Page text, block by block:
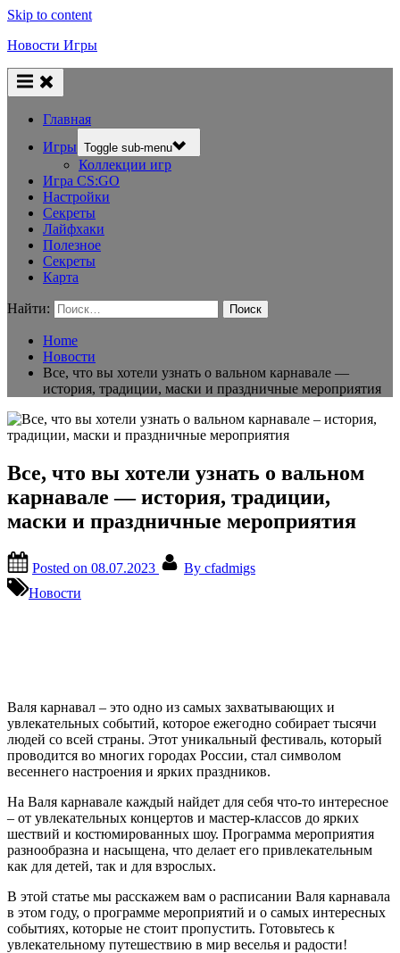
Skip to content
Новости Игры
Главная
Игры Toggle sub-menu
Коллекции игр
Игра CS:GO
Настройки
Секреты
Лайфхаки
Полезное
Секреты
Карта
Найти:
Home
Новости
Все, что вы хотели узнать о вальном карнавале —
история, традиции, маски и праздничные мероприятия
Все, что вы хотели узнать о вальном
карнавале — история, традиции,
маски и праздничные мероприятия
Posted on 08.07.2023 By cfadmigs
Новости
Валя карнавал – это одно из самых захватывающих и
увлекательных событий, которое ежегодно собирает тысячи
людей со всей страны. Этот уникальный фестиваль, который
проводится во многих городах России, стал символом
весеннего настроения и ярких праздников.
На Валя карнавале каждый найдет для себя что-то интересное
– от увлекательных концертов и мастер-классов до ярких
шествий и костюмированных шоу. Программа мероприятия
разнообразна и насыщена, что делает его привлекательным
как для детей, так и для взрослых.
В этой статье мы расскажем вам о расписании Валя карнавала
в этом году, о программе мероприятий и о самых интересных
событиях, которые не стоит пропустить. Готовьтесь к
увлекательному путешествию в мир веселья и радости!